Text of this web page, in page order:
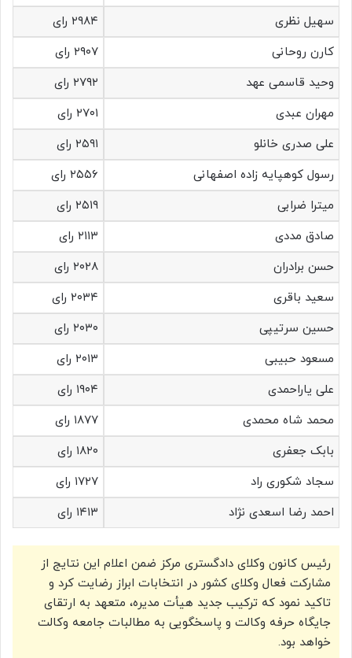
سهیل نظری
۲۹۸۴ رای
کارن روحانی
۲۹۰۷ رای
وحید قاسمی عهد
۲۷۹۲ رای
مهران عبدی
۲۷۰۱ رای
علی صدری خانلو
۲۵۹۱ رای
رسول کوهپایه زاده اصفهانی
۲۵۵۶ رای
میترا ضرابی
۲۵۱۹ رای
صادق مددی
۲۱۱۳ رای
حسن برادران
۲۰۲۸ رای
سعید باقری
۲۰۳۴ رای
حسین سرتیپی
۲۰۳۰ رای
مسعود حبیبی
۲۰۱۳ رای
علی یاراحمدی
۱۹۰۴ رای
محمد شاه محمدی
۱۸۷۷ رای
بابک جعفری
۱۸۲۰ رای
سجاد شکوری راد
۱۷۲۷ رای
احمد رضا اسعدی نژاد
۱۴۱۳ رای
رئیس کانون وکلای دادگستری مرکز ضمن اعلام این نتایج از
مشارکت فعال وکلای کشور در انتخابات ابراز رضایت کرد و
تاکید نمود که ترکیب جدید هیأت مدیره، متعهد به ارتقای
جایگاه حرفه وکالت و پاسخگویی به مطالبات جامعه وکالت
خواهد بود.